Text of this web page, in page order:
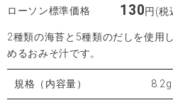
ローソン標準価格 130円(税
2種類の海苔と5種類のだしを使用
めるおみそ汁です。
規格（内容量） 8.2g